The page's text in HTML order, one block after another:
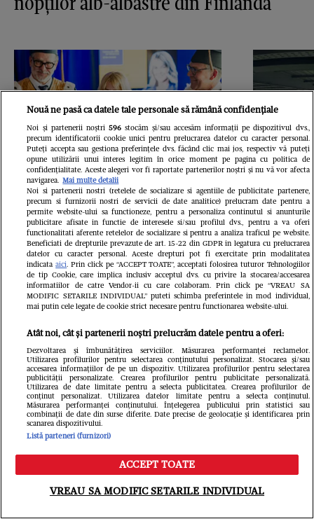
GSP.RO
Distincție specială pentru
Nadia Comăneci la
Montreal: „Aceasta este a
zecea mea medalie
olimpică”
GSP.RO
Echipa
mută:
250
Meniu Caută
Nouă ne pasă ca datele tale personale să rămână confidențiale
Noi și partenerii noștri 596stocăm și/sau accesăm informații pe dispozitivul dvs.,
precum identificatorii cookie unici pentru prelucrarea datelor cu caracter personal.
Puteți accepta sau gestiona preferințele dvs. făcând clic mai jos, respectiv vă puteți
opune utilizării unui interes legitim în orice moment pe pagina cu politica de
confidențialitate. Aceste alegeri vor fi raportate partenerilor noștri și nu vă vor afecta
navigarea. Mai multe detalii
Noi si partenerii nostri (retelele de socializare si agentiile de publicitate partenere,
precum si furnizorii nostri de servicii de date analitice) prelucram date pentru a
permite website-ului sa functioneze, pentru a personaliza continutul si anunturile
publicitare afisate in functie de interesele si/sau profilul dvs., pentru a va oferi
functionalitati aferente retelelor de socializare si pentru a analiza traficul pe website.
Beneficiati de drepturile prevazute de art. 15-22 din GDPR in legatura cu prelucrarea
datelor cu caracter personal. Aceste drepturi pot fi exercitate prin modalitatea
indicataaici. Prin click pe “ACCEPT TOATE”, acceptati folosirea tuturor Tehnologiilor
de tip Cookie, care implica inclusiv acceptul dvs. cu privire la stocarea/accesarea
informatiilor de catre Vendor-ii cu care colaboram. Prin click pe “VREAU SA
MODIFIC SETARILE INDIVIDUAL” puteti schimba preferintele in mod individual,
mai putin cele legate de cookie strict necesare pentru functionarea website-ului.
Atât noi, cât și partenerii noștri prelucrăm datele pentru a oferi:
Dezvoltarea și îmbunătățirea serviciilor. Măsurarea performanței reclamelor.
Utilizarea profilurilor pentru selectarea conținutului personalizat. Stocarea și/sau
accesarea informațiilor de pe un dispozitiv. Utilizarea profilurilor pentru selectarea
publicității personalizate. Crearea profilurilor pentru publicitate personalizată.
Utilizarea de date limitate pentru a selecta publicitatea. Crearea profilurilor de
conținut personalizat. Utilizarea datelor limitate pentru a selecta conținutul.
Măsurarea performanței conținutului. Înțelegerea publicului prin statistici sau
combinații de date din surse diferite. Date precise de geolocație și identificarea prin
scanarea dispozitivului.
Listă parteneri (furnizori)
ACCEPT TOATE
VREAU SA MODIFIC SETARILE INDIVIDUAL